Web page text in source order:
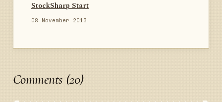
StockSharp Start
08 November 2013
Comments (20)